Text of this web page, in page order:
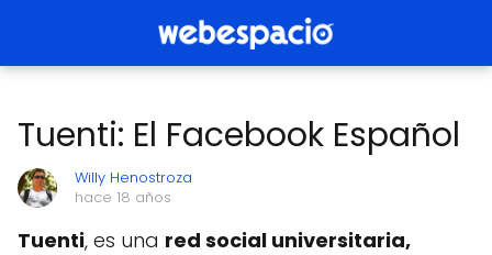
Tuenti: El Facebook Español
Willy Henostroza
hace 18 años
Tuenti, es una red social universitaria,